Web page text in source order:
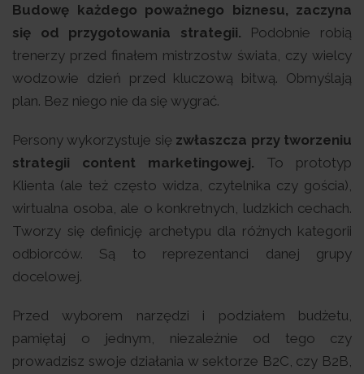
Budowę każdego poważnego biznesu, zaczyna
się od przygotowania strategii. Podobnie robią
trenerzy przed finałem mistrzostw świata, czy wielcy
wodzowie dzień przed kluczową bitwą. Obmyślają
plan. Bez niego nie da się wygrać.
Persony wykorzystuje się zwłaszcza przy tworzeniu
strategii content marketingowej. To prototyp
Klienta (ale też często widza, czytelnika czy gościa),
wirtualna osoba, ale o konkretnych, ludzkich cechach.
Tworzy się definicję archetypu dla różnych kategorii
odbiorców. Są to reprezentanci danej grupy
docelowej.
Przed wyborem narzędzi i podziałem budżetu,
pamiętaj o jednym, niezależnie od tego czy
prowadzisz swoje działania w sektorze B2C, czy B2B,